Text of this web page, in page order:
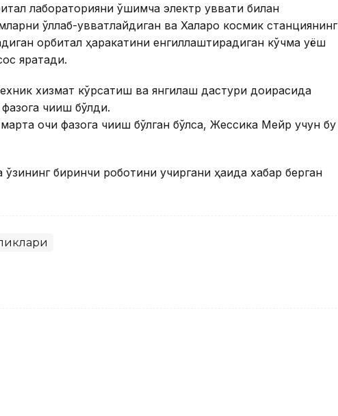
лабораторияни қўшимча электр қуввати билан
қўллаб-қувватлайдиган ва Халқаро космик станциянинг
орбитал ҳаракатини енгиллаштирадиган кўчма қуёш
яратади.
хизмат кўрсатиш ва янгилаш дастури доирасида
чиқиш бўлди.
очиқ фазога чиқиш бўлган бўлса, Жессика Мейр учун бу
биринчи роботини учиргани ҳақида хабар берган